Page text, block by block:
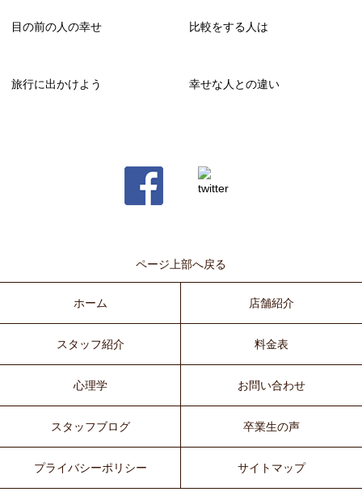
目の前の人の幸せ 比較をする人は
旅行に出かけよう 幸せな人との違い
ページ上部へ戻る
ホーム 店舗紹介
スタッフ紹介 料金表
心理学 お問い合わせ
スタッフブログ 卒業生の声
プライバシーポリシー サイトマップ